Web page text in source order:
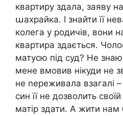
квартиру здала, заяву
աахрайка. І знайти її
колега у родичів, вони
квартира здається.
матусю під суд? Не
мене вмовив нікуди не
не nереживала взагалі
син її не дозволить
матір здати. А жити нам